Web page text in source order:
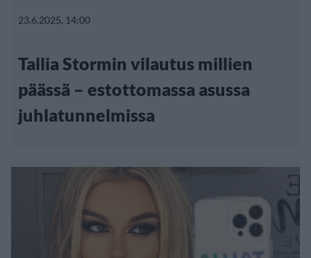
23.6.2025, 14:00
Tallia Stormin vilautus millien
päässä – estottomassa asussa
juhlatunnelmissa